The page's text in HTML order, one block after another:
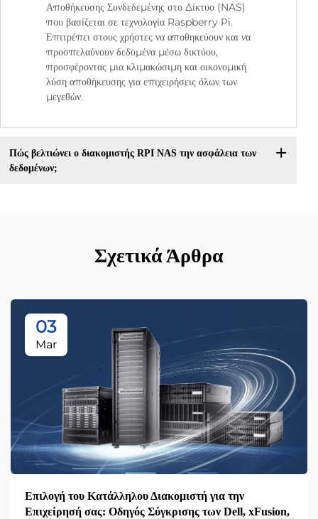
Αποθήκευσης Συνδεδεμένης στο Δίκτυο (NAS)
που βασίζεται σε τεχνολογία Raspberry Pi.
Επιτρέπει στους χρήστες να αποθηκεύουν και να
προσπελαύνουν δεδομένα μέσω δικτύου,
προσφέροντας μια κλιμακώσιμη και οικονομική
λύση αποθήκευσης για επιχειρήσεις όλων των
μεγεθών.
Πώς βελτιώνει ο διακομιστής RPI NAS την ασφάλεια των
δεδομένων;
Σχετικά Άρθρα
03
Mar
Επιλογή του Κατάλληλου Διακομιστή για την
Επιχείρησή σας: Οδηγός Σύγκρισης των Dell, xFusion,